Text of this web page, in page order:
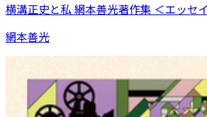
横溝正史と私 網本善光著作集 ＜エッセ
網本善光